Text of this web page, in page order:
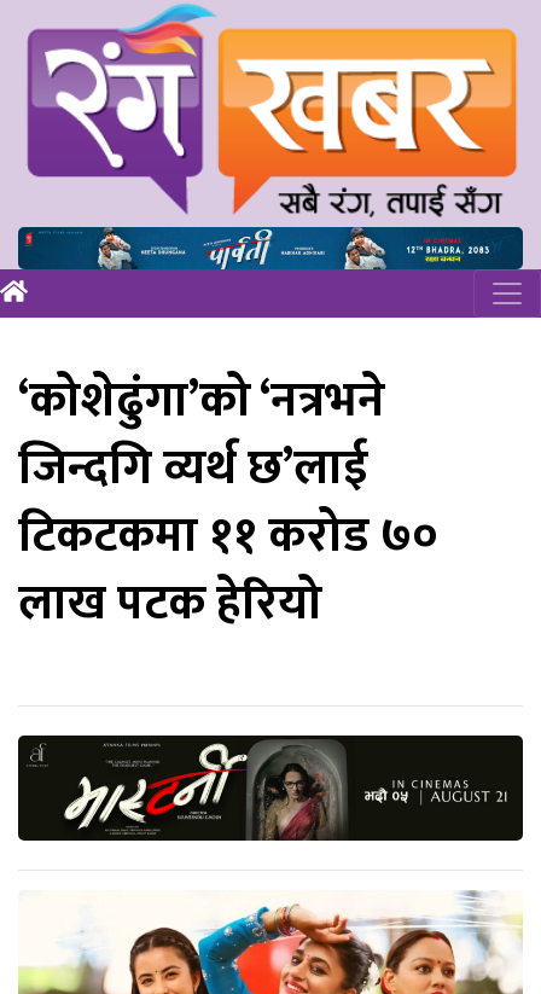
‘कोशेढुंगा’को ‘नत्रभने
जिन्दगि व्यर्थ छ’लाई
टिकटकमा ११ करोड ७०
लाख पटक हेरियो